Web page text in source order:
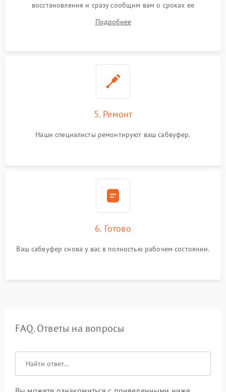
восстановления и сразу сообщим вам о сроках ее
Подробнее
5. Ремонт
Наши специалисты ремонтируют ваш сабвуфер.
6. Готово
Ваш сабвуфер снова у вас в полностью рабочем состоянии.
FAQ. Ответы на вопросы